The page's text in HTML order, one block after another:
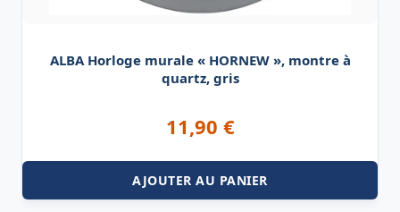
ALBA Horloge murale « HORNEW », montre à
quartz, gris
11,90 €
AJOUTER AU PANIER